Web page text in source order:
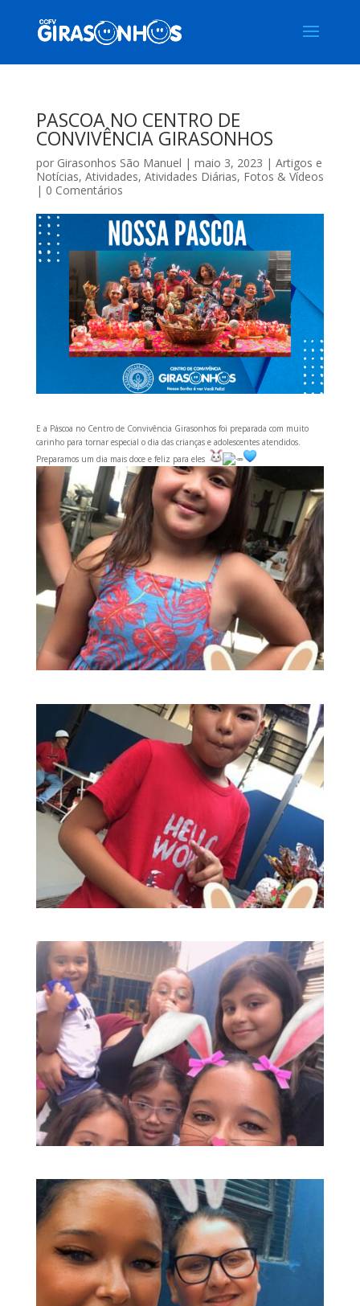
PASCOA NO CENTRO DE
CONVIVÊNCIA GIRASONHOS
por Girasonhos São Manuel | maio 3, 2023 | Artigos e
Notícias, Atividades, Atividades Diárias, Fotos & Vídeos
| 0 Comentários
E a Páscoa no Centro de Convivência Girasonhos foi preparada com muito
carinho para tornar especial o dia das crianças e adolescentes atendidos.
Preparamos um dia mais doce e feliz para eles